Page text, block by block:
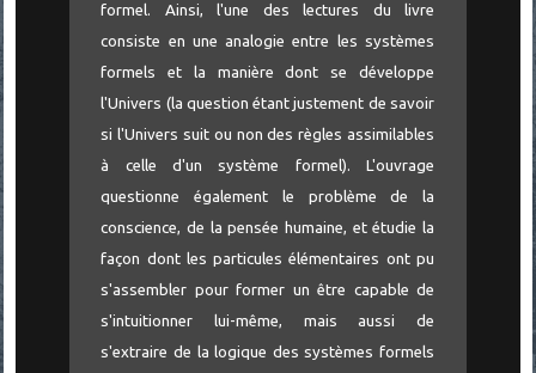
formel. Ainsi, l'une des lectures du livre
consiste en une analogie entre les systèmes
formels et la manière dont se développe
l'Univers (la question étant justement de savoir
si l'Univers suit ou non des règles assimilables
à celle d'un système formel). L'ouvrage
questionne également le problème de la
conscience, de la pensée humaine, et étudie la
façon dont les particules élémentaires ont pu
s'assembler pour former un être capable de
s'intuitionner lui-même, mais aussi de
s'extraire de la logique des systèmes formels